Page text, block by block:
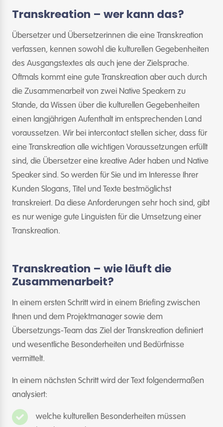
Transkreation – wer kann das?
Übersetzer und Übersetzerinnen die eine Transkreation
verfassen, kennen sowohl die kulturellen Gegebenheiten
des Ausgangstextes als auch jene der Zielsprache.
Oftmals kommt eine gute Transkreation aber auch durch
die Zusammenarbeit von zwei Native Speakern zu
Stande, da Wissen über die kulturellen Gegebenheiten
einen langjährigen Aufenthalt im entsprechenden Land
voraussetzen. Wir bei intercontact stellen sicher, dass für
eine Transkreation alle wichtigen Voraussetzungen erfüllt
sind, die Übersetzer eine kreative Ader haben und Native
Speaker sind. So werden für Sie und im Interesse Ihrer
Kunden Slogans, Titel und Texte bestmöglichst
transkreiert. Da diese Anforderungen sehr hoch sind, gibt
es nur wenige gute Linguisten für die Umsetzung einer
Transkreation.
Transkreation – wie läuft die
Zusammenarbeit?
In einem ersten Schritt wird in einem Briefing zwischen
Ihnen und dem Projektmanager sowie dem
Übersetzungs-Team das Ziel der Transkreation definiert
und wesentliche Besonderheiten und Bedürfnisse
vermittelt.
In einem nächsten Schritt wird der Text folgendermaßen
analysiert:
welche kulturellen Besonderheiten müssen